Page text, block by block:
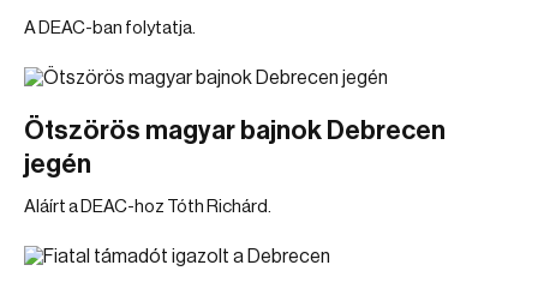
A DEAC-ban folytatja.
Ötszörös magyar bajnok Debrecen
jegén
Aláírt a DEAC-hoz Tóth Richárd.